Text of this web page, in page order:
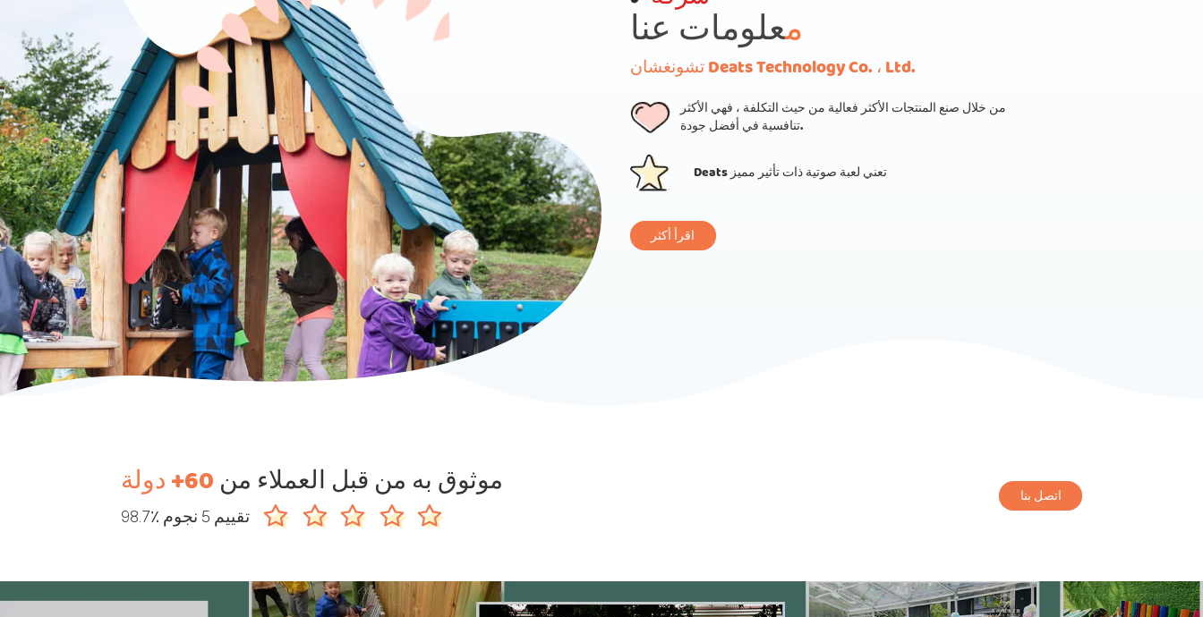
معلومات عنا
تشونغشان Deats Technology Co. ، Ltd.
من خلال صنع المنتجات الأكثر فعالية من حيث التكلفة ، فهي الأكثر
تنافسية في أفضل جودة.
Deats تعني لعبة صوتية ذات تأثير مميز
اقرأ أكثر
موثوق به من قبل العملاء من60+ دولة
98.7٪ تقييم 5 نجوم
اتصل بنا